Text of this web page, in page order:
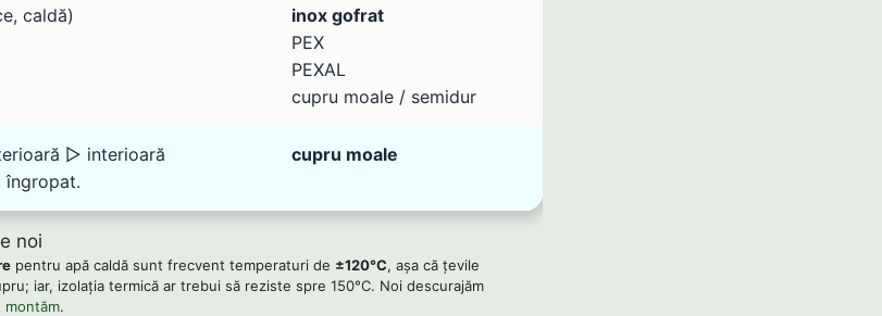
caldă)
inox gofrat
PEX
PEXAL
cupru moale / semidur
▻ interioară
îngropat.
cupru moale
noi
pentru apă caldă sunt frecvent temperaturi de ±120°C, așa că țevile
iar, izolația termică ar trebui să reziste spre 150°C. Noi descurajăm
montăm.